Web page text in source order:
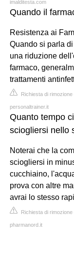
imalditesta.com
Quando il
Resistenza ai
Quando si parla
una riduzione
farmaco,
trattamenti
Richiesta di rimozione
personaltrainer.it
Quanto tempo
sciogliersi nello
Noterai che la
sciogliersi in
cucchiaino,
prova con altre
avrai lo stesso
Richiesta di rimozione
pharmanord.it